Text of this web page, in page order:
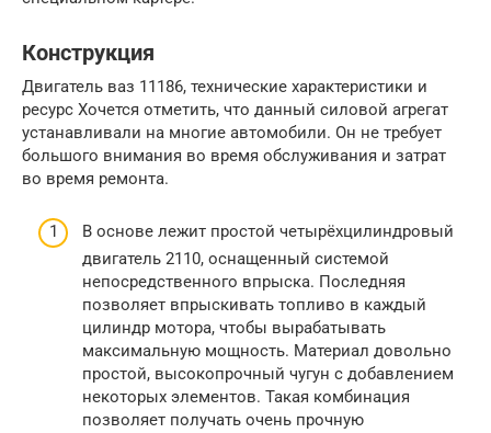
Конструкция
Двигатель ваз 11186, технические характеристики и
ресурс Хочется отметить, что данный силовой агрегат
устанавливали на многие автомобили. Он не требует
большого внимания во время обслуживания и затрат
во время ремонта.
В основе лежит простой четырёхцилиндровый
двигатель 2110, оснащенный системой
непосредственного впрыска. Последняя
позволяет впрыскивать топливо в каждый
цилиндр мотора, чтобы вырабатывать
максимальную мощность. Материал довольно
простой, высокопрочный чугун с добавлением
некоторых элементов. Такая комбинация
позволяет получать очень прочную